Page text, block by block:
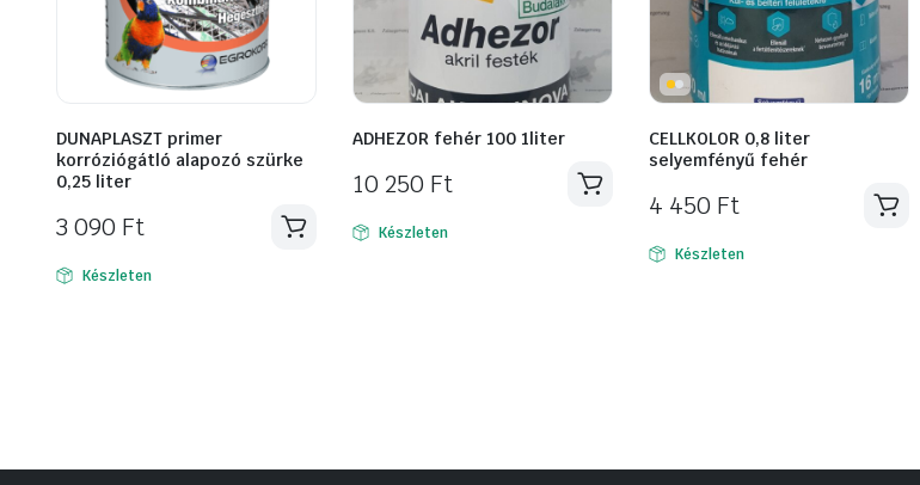
DUNAPLASZT primer
korróziógátló alapozó szürke
0,25 liter
3 090 Ft
Készleten
ADHEZOR fehér 100 1liter
10 250 Ft
Készleten
CELLKOLOR 0,8 liter
selyemfényű fehér
4 450 Ft
Készleten